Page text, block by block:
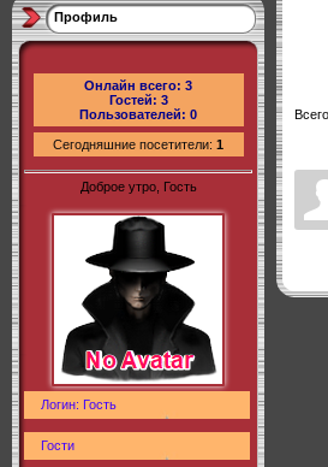
Профиль
Онлайн всего: 3
Гостей: 3
Пользователей: 0
Сегодняшние посетители: 1
Доброе утро, Гость
Логин: Гость
Гости